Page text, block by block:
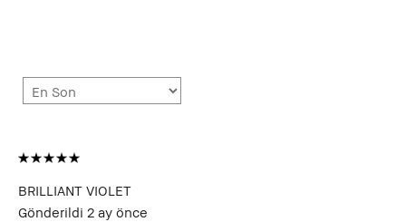
BRILLIANT VIOLET
Gönderildi 2 ay önce